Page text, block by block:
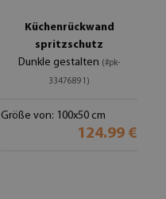
Küchenrückwand
spritzschutz
Dunkle gestalten (#pk-
33476891)
Größe von: 100x50 cm
124.99 €